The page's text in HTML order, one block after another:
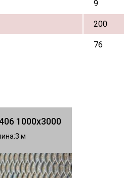
9
200
76
1000х3000
3